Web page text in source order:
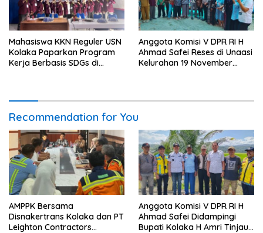
Mahasiswa KKN Reguler USN
Kolaka Paparkan Program
Kerja Berbasis SDGs di
Anggota Komisi V DPR RI H
Ahmad Safei Reses di Unaasi
Kelurahan 19 November
Recommendation for You
AMPPK Bersama
Disnakertrans Kolaka dan PT
Leighton Contractors
Anggota Komisi V DPR RI H
Ahmad Safei Didampingi
Bupati Kolaka H Amri Tinjau